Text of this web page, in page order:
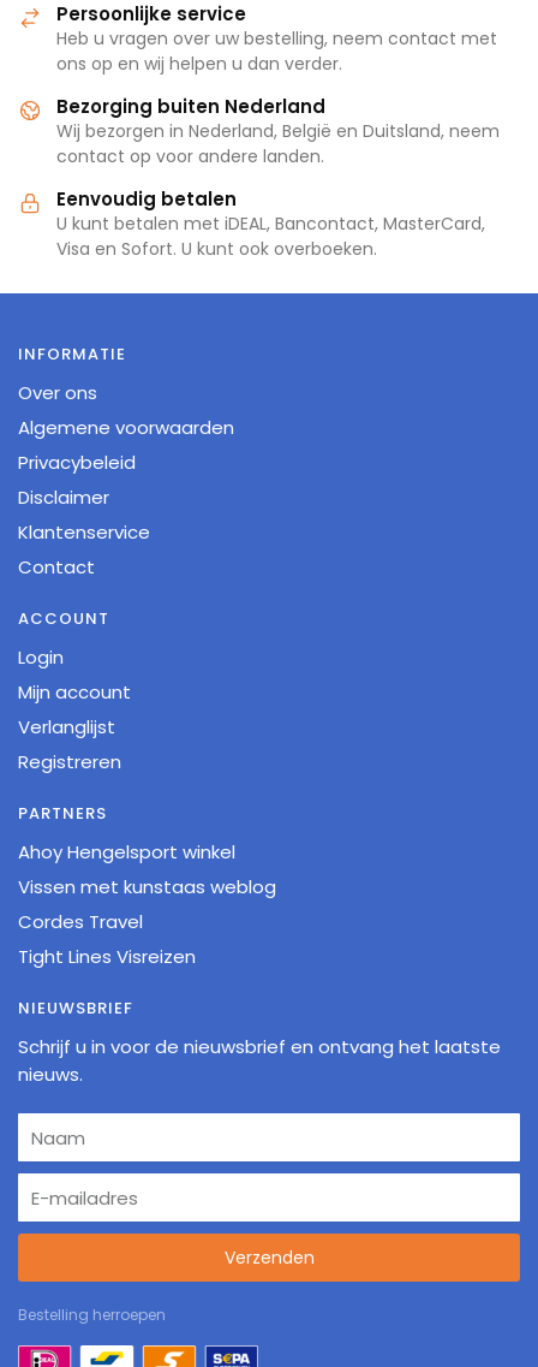
Persoonlijke service
Heb u vragen over uw bestelling, neem contact met
ons op en wij helpen u dan verder.
Bezorging buiten Nederland
Wij bezorgen in Nederland, België en Duitsland, neem
contact op voor andere landen.
Eenvoudig betalen
U kunt betalen met iDEAL, Bancontact, MasterCard,
Visa en Sofort. U kunt ook overboeken.
INFORMATIE
Over ons
Algemene voorwaarden
Privacybeleid
Disclaimer
Klantenservice
Contact
ACCOUNT
Login
Mijn account
Verlanglijst
Registreren
PARTNERS
Ahoy Hengelsport winkel
Vissen met kunstaas weblog
Cordes Travel
Tight Lines Visreizen
NIEUWSBRIEF
Schrijf u in voor de nieuwsbrief en ontvang het laatste
nieuws.
Verzenden
Bestelling herroepen